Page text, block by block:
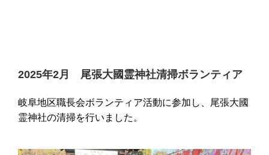
2025年2月 尾張大國霊神社清掃ボランティア
岐阜地区職長会ボランティア活動に参加し、尾張大國
霊神社の清掃を行いました。